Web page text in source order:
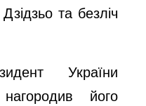
та безліч
України
його